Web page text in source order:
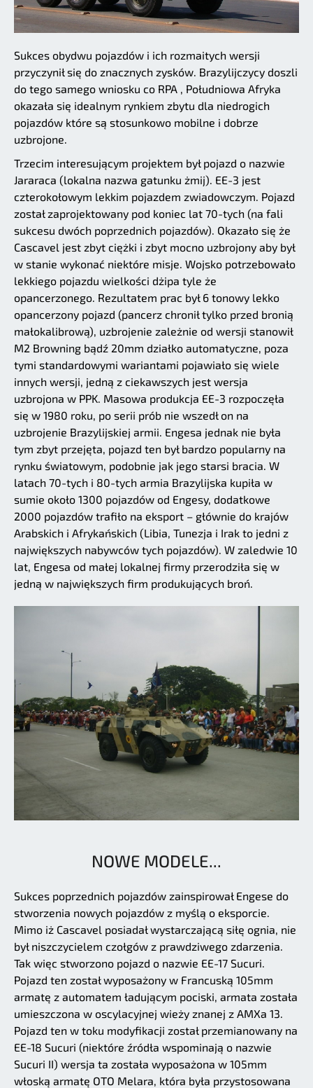
Sukces obydwu pojazdów i ich rozmaitych wersji
przyczynił się do znacznych zysków. Brazylijczycy doszli
do tego samego wniosku co RPA , Południowa Afryka
okazała się idealnym rynkiem zbytu dla niedrogich
pojazdów które są stosunkowo mobilne i dobrze
uzbrojone.
Trzecim interesującym projektem był pojazd o nazwie
Jararaca (lokalna nazwa gatunku żmij). EE-3 jest
czterokołowym lekkim pojazdem zwiadowczym. Pojazd
został zaprojektowany pod koniec lat 70-tych (na fali
sukcesu dwóch poprzednich pojazdów). Okazało się że
Cascavel jest zbyt ciężki i zbyt mocno uzbrojony aby był
w stanie wykonać niektóre misje. Wojsko potrzebowało
lekkiego pojazdu wielkości dżipa tyle że
opancerzonego. Rezultatem prac był 6 tonowy lekko
opancerzony pojazd (pancerz chronił tylko przed bronią
małokalibrową), uzbrojenie zależnie od wersji stanowił
M2 Browning bądź 20mm działko automatyczne, poza
tymi standardowymi wariantami pojawiało się wiele
innych wersji, jedną z ciekawszych jest wersja
uzbrojona w PPK. Masowa produkcja EE-3 rozpoczęła
się w 1980 roku, po serii prób nie wszedł on na
uzbrojenie Brazylijskiej armii. Engesa jednak nie była
tym zbyt przejęta, pojazd ten był bardzo popularny na
rynku światowym, podobnie jak jego starsi bracia. W
latach 70-tych i 80-tych armia Brazylijska kupiła w
sumie około 1300 pojazdów od Engesy, dodatkowe
2000 pojazdów trafiło na eksport – głównie do krajów
Arabskich i Afrykańskich (Libia, Tunezja i Irak to jedni z
największych nabywców tych pojazdów). W zaledwie 10
lat, Engesa od małej lokalnej firmy przerodziła się w
jedną w największych firm produkujących broń.
NOWE MODELE...
Sukces poprzednich pojazdów zainspirował Engese do
stworzenia nowych pojazdów z myślą o eksporcie.
Mimo iż Cascavel posiadał wystarczającą siłę ognia, nie
był niszczycielem czołgów z prawdziwego zdarzenia.
Tak więc stworzono pojazd o nazwie EE-17 Sucuri.
Pojazd ten został wyposażony w Francuską 105mm
armatę z automatem ładującym pociski, armata została
umieszczona w oscylacyjnej wieży znanej z AMXa 13.
Pojazd ten w toku modyfikacji został przemianowany na
EE-18 Sucuri (niektóre źródła wspominają o nazwie
Sucuri II) wersja ta została wyposażona w 105mm
włoską armatę OTO Melara, która była przystosowana